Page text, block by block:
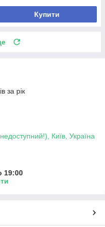
Купити
за рік
Київ, Україна
19:00